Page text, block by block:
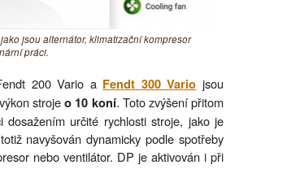
jsou alternátor, klimatizační kompresor
práci.
200 Vario a Fendt 300 Vario jsou
strojeo 10 koní. Toto zvýšení přitom
určité rychlosti stroje, jako je
navyšován dynamicky podle spotřeby
nebo ventilátor. DP je aktivován i při